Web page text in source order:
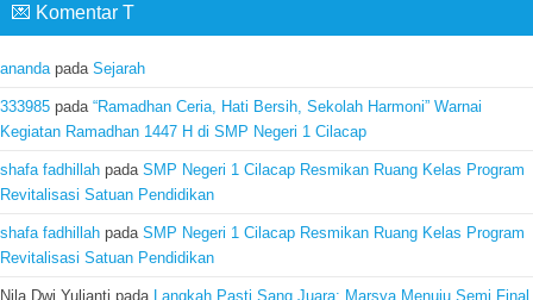
💌 Komentar T
ananda pada Sejarah
333985 pada “Ramadhan Ceria, Hati Bersih, Sekolah Harmoni” Warnai
Kegiatan Ramadhan 1447 H di SMP Negeri 1 Cilacap
shafa fadhillah pada SMP Negeri 1 Cilacap Resmikan Ruang Kelas Program
Revitalisasi Satuan Pendidikan
shafa fadhillah pada SMP Negeri 1 Cilacap Resmikan Ruang Kelas Program
Revitalisasi Satuan Pendidikan
Nila Dwi Yulianti pada Langkah Pasti Sang Juara: Marsya Menuju Semi Final